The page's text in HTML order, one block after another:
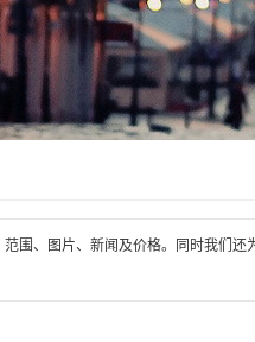
范围、图片、新闻及价格。同时我们还